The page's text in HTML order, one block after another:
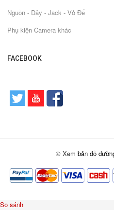
Nguồn - Dây - Jack - Vỏ Đế
Phụ kiện Camera khác
FACEBOOK
© Xem bản đồ
So sánh